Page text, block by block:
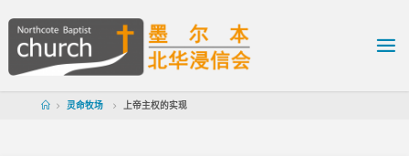
灵命牧场 上帝主权的实现